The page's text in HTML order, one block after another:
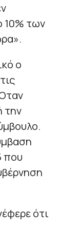
10% των
ο
την
που
ότι